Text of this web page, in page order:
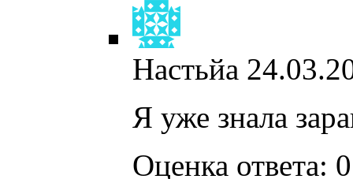
Настьйа
Я уже знала
Оценка ответа: